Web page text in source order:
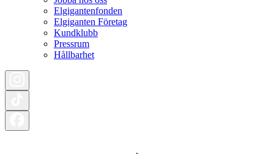
Elgigantenfonden
Elgiganten Företag
Kundklubb
Pressrum
Hållbarhet